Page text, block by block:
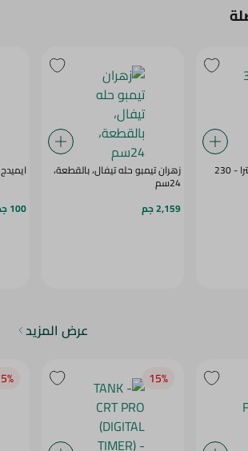
كوب ضد الكسر من منترا - 230 زهران تيمبو حله تيفال، بالقطعة،
24سم
2,159 جم
100 جم
عرض المزيد
15‎%‎